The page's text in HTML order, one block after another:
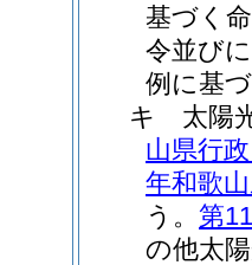
基づく
令並び
例に基
キ
太陽
山県行
年和歌
う。 第
の他太